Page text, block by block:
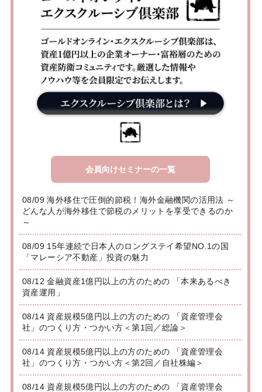
会員向けセミナーの一覧
08/09 海外移住で圧倒的節税！海外金融機関の活用法 ～
どんな人が海外移住で節税のメリットを享受できるのか
～
08/09 15年連続で日本人のロングステイ希望NO.1の国
「マレーシア不動産」投資の魅力
08/12 金融資産1億円以上の方のための 「本来あるべき
資産運用」
08/14 資産規模5億円以上の方のための 「資産管理会
社」のつくり方・つかい方＜第1回／総論＞
08/14 資産規模5億円以上の方のための 「資産管理会
社」のつくり方・つかい方＜第2回／自社株編＞
08/14 資産規模5億円以上の方のための 「資産管理会